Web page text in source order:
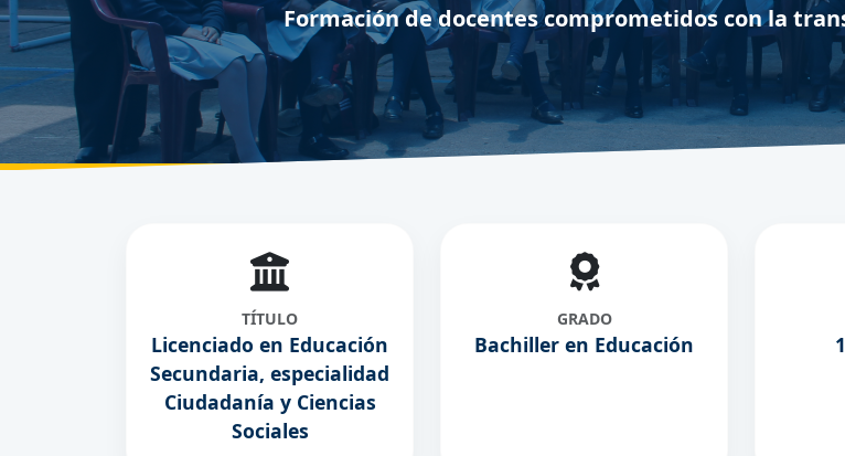
Formación de docentes comprometidos con la
TÍTULO
Licenciado en Educación
Secundaria, especialidad
Ciudadanía y Ciencias
Sociales
GRADO
Bachiller en Educación